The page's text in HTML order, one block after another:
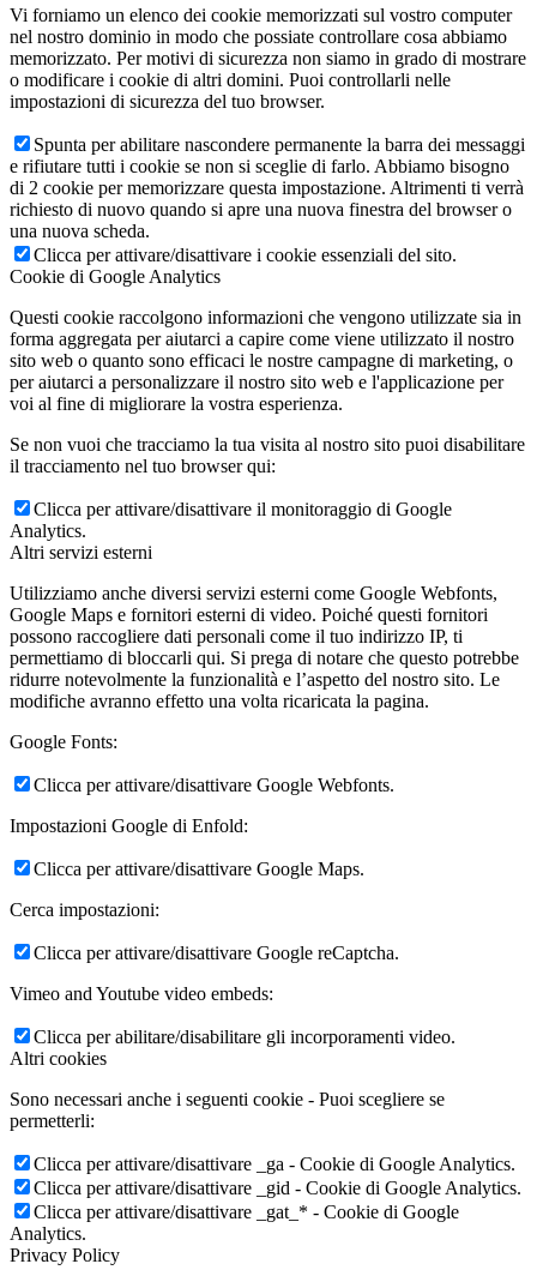
Vi forniamo un elenco dei cookie memorizzati sul vostro computer
nel nostro dominio in modo che possiate controllare cosa abbiamo
memorizzato. Per motivi di sicurezza non siamo in grado di mostrare
o modificare i cookie di altri domini. Puoi controllarli nelle
impostazioni di sicurezza del tuo browser.
Spunta per abilitare nascondere permanente la barra dei messaggi
e rifiutare tutti i cookie se non si sceglie di farlo. Abbiamo bisogno
di 2 cookie per memorizzare questa impostazione. Altrimenti ti verrà
richiesto di nuovo quando si apre una nuova finestra del browser o
una nuova scheda.
Clicca per attivare/disattivare i cookie essenziali del sito.
Cookie di Google Analytics
Questi cookie raccolgono informazioni che vengono utilizzate sia in
forma aggregata per aiutarci a capire come viene utilizzato il nostro
sito web o quanto sono efficaci le nostre campagne di marketing, o
per aiutarci a personalizzare il nostro sito web e l'applicazione per
voi al fine di migliorare la vostra esperienza.
Se non vuoi che tracciamo la tua visita al nostro sito puoi disabilitare
il tracciamento nel tuo browser qui:
Clicca per attivare/disattivare il monitoraggio di Google
Analytics.
Altri servizi esterni
Utilizziamo anche diversi servizi esterni come Google Webfonts,
Google Maps e fornitori esterni di video. Poiché questi fornitori
possono raccogliere dati personali come il tuo indirizzo IP, ti
permettiamo di bloccarli qui. Si prega di notare che questo potrebbe
ridurre notevolmente la funzionalità e l’aspetto del nostro sito. Le
modifiche avranno effetto una volta ricaricata la pagina.
Google Fonts:
Clicca per attivare/disattivare Google Webfonts.
Impostazioni Google di Enfold:
Clicca per attivare/disattivare Google Maps.
Cerca impostazioni:
Clicca per attivare/disattivare Google reCaptcha.
Vimeo and Youtube video embeds:
Clicca per abilitare/disabilitare gli incorporamenti video.
Altri cookies
Sono necessari anche i seguenti cookie - Puoi scegliere se
permetterli:
Clicca per attivare/disattivare _ga - Cookie di Google Analytics.
Clicca per attivare/disattivare _gid - Cookie di Google Analytics.
Clicca per attivare/disattivare _gat_* - Cookie di Google
Analytics.
Privacy Policy